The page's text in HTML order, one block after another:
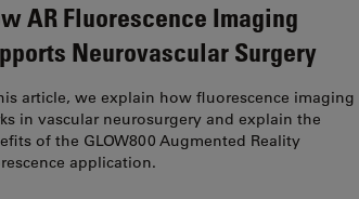
AR Fluorescence Imaging
Neurovascular Surgery
article, we explain how fluorescence imaging
in vascular neurosurgery and explain the
of the GLOW800 Augmented Reality
application.